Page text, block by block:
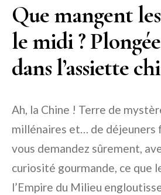
Que mangent
le midi ?
dans l’assiette
Ah, la Chine ! Terre de
millénaires et… de déjeuners
vous demandez sûrement,
curiosité gourmande, ce que
l’Empire du Milieu